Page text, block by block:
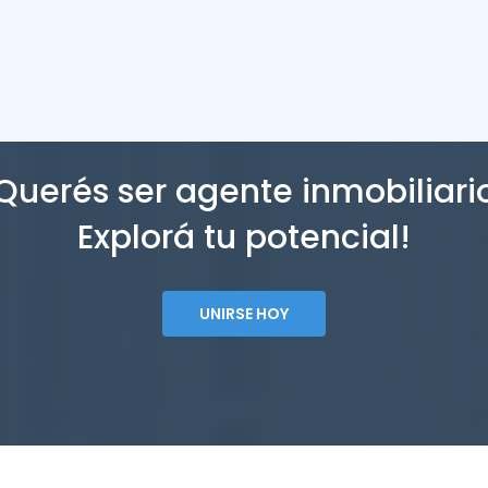
ser agente
Explorá tu potencial!
UNIRSE HOY